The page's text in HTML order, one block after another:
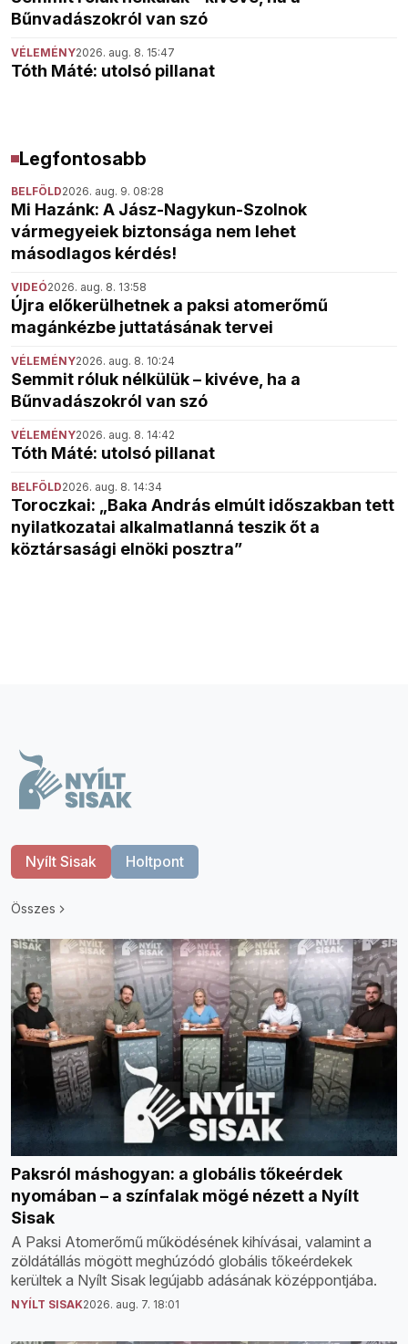
Bűnvadászokról van szó
VÉLEMÉNY2026. aug. 8. 15:47
Tóth Máté: utolsó pillanat
Legfontosabb
BELFÖLD2026. aug. 9. 08:28
Mi Hazánk: A Jász-Nagykun-Szolnok
vármegyeiek biztonsága nem lehet
másodlagos kérdés!
VIDEÓ2026. aug. 8. 13:58
Újra előkerülhetnek a paksi atomerőmű
magánkézbe juttatásának tervei
VÉLEMÉNY2026. aug. 8. 10:24
Semmit róluk nélkülük – kivéve, ha a
Bűnvadászokról van szó
VÉLEMÉNY2026. aug. 8. 14:42
Tóth Máté: utolsó pillanat
BELFÖLD2026. aug. 8. 14:34
Toroczkai: „Baka András elmúlt időszakban tett
nyilatkozatai alkalmatlanná teszik őt a
köztársasági elnöki posztra”
Nyílt Sisak Holtpont
Összes
Paksról máshogyan: a globális tőkeérdek
nyomában – a színfalak mögé nézett a Nyílt
Sisak
A Paksi Atomerőmű működésének kihívásai, valamint a
zöldátállás mögött meghúzódó globális tőkeérdekek
kerültek a Nyílt Sisak legújabb adásának középpontjába.
NYÍLT SISAK2026. aug. 7. 18:01